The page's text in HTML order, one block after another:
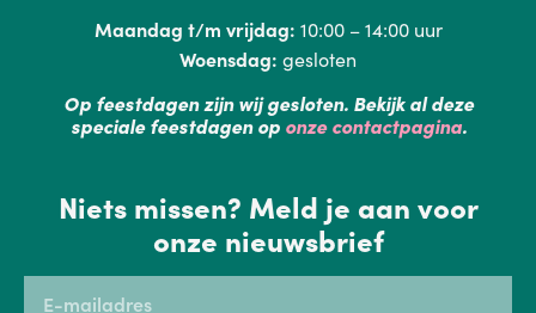
Maandag t/m vrijdag: 10:00 – 14:00 uur
Woensdag: gesloten
Op feestdagen zijn wij gesloten. Bekijk al deze
speciale feestdagen op onze contactpagina.
Niets missen? Meld je aan voor
onze nieuwsbrief